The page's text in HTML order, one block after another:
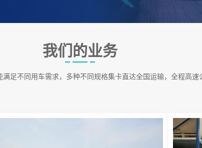
我们的业务
足不同用车需求，多种不同规格集卡直达全国运输，全程高速